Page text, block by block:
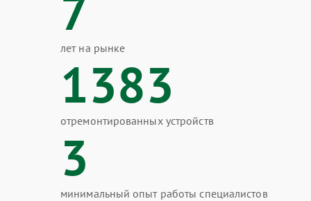
лет на рынке
1383
отремонтированных устройств
3
минимальный опыт работы специалистов